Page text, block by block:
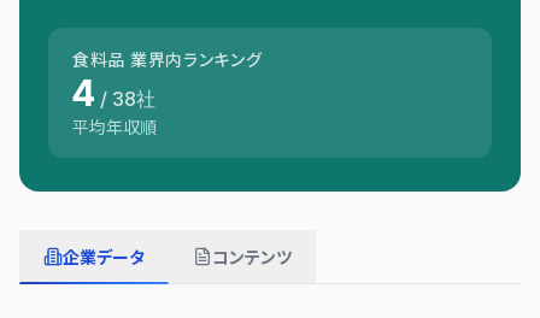
食料品 業界内ランキング
4 / 38社
平均年収順
企業データ コンテンツ